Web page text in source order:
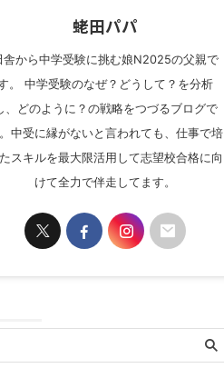
蛯田パパ
舎から中学受験に挑む娘N2025の父親で
。 中学受験のなぜ？どうして？を分析
、どのように？の戦略をつづるブログで
中受に縁がないと言われても、仕事で培
スキルを最大限活用して志望校合格に向
けて全力で伴走してます。